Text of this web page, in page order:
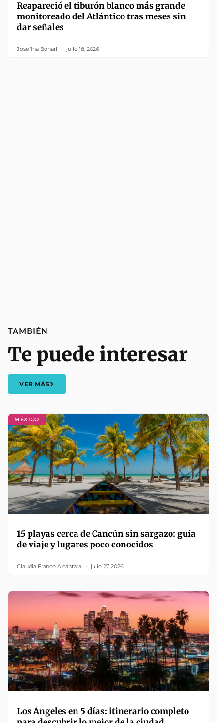
Reapareció el tiburón blanco más grande
monitoreado del Atlántico tras meses sin
dar señales
Josefina Bonari julio 18, 2026
MÉXICO
15 playas cerca de Cancún sin sargazo: guía
de viaje y lugares poco conocidos
Claudia Franco Alcántara julio 27, 2026
Los Ángeles en 5 días: itinerario completo
TAMBIÉN
Te puede interesar
VER MÁS